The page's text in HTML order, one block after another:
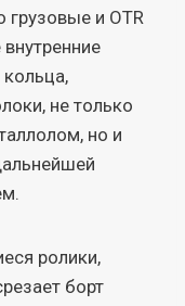
и OTR
не только
но и
ролики,
борт